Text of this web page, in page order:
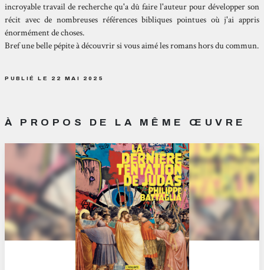
incroyable travail de recherche qu'a dû faire l'auteur pour développer son
récit avec de nombreuses références bibliques pointues où j'ai appris
énormément de choses.
Bref une belle pépite à découvrir si vous aimé les romans hors du commun.
PUBLIÉ LE 22 MAI 2025
À PROPOS DE LA MÊME ŒUVRE